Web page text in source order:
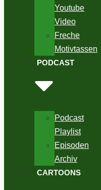
Youtube
Video
Freche
Motivtassen
PODCAST
Podcast
Playlist
Episoden
Archiv
CARTOONS